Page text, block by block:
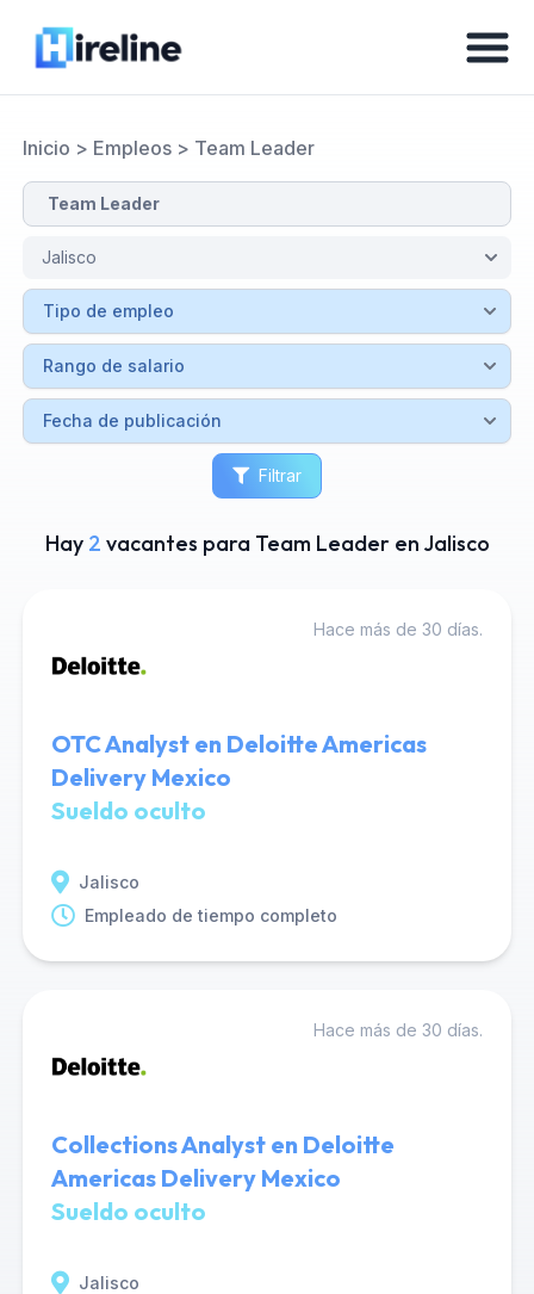
Inicio > Empleos> Team Leader
Filtrar
Hay 2 vacantes para Team Leader en Jalisco
Hace más de 30 días.
OTC Analyst en Deloitte Americas
Delivery Mexico
Sueldo oculto
Jalisco
Empleado de tiempo completo
Hace más de 30 días.
Collections Analyst en Deloitte
Americas Delivery Mexico
Sueldo oculto
Jalisco